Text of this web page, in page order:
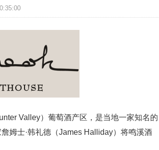
Valley）葡萄酒产区，是当地一家知名的
姆士·韩礼德（James Halliday）将鸣溪酒